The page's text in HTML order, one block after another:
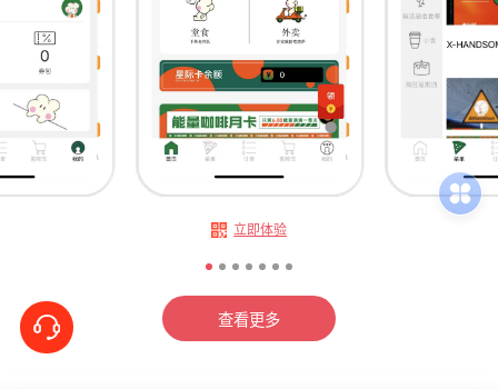
立即体验
查看更多